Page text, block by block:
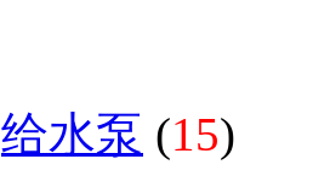
给水泵 (15)